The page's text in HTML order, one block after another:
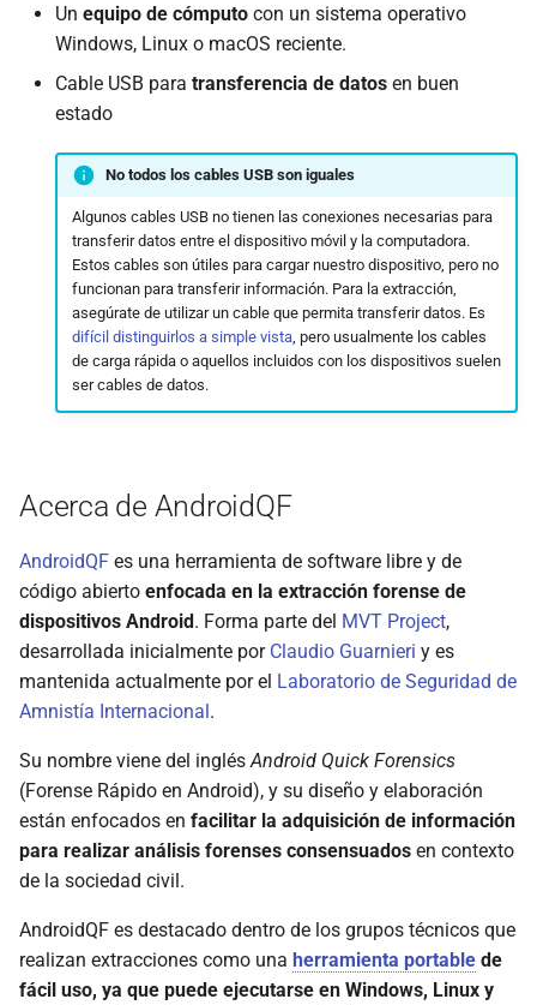
Un equipo de cómputo con un sistema operativo
Windows, Linux o macOS reciente.
Cable USB para transferencia de datos en buen
estado
No todos los cables USB son iguales
Algunos cables USB no tienen las conexiones necesarias para
transferir datos entre el dispositivo móvil y la computadora.
Estos cables son útiles para cargar nuestro dispositivo, pero no
funcionan para transferir información. Para la extracción,
asegúrate de utilizar un cable que permita transferir datos. Es
difícil distinguirlos a simple vista, pero usualmente los cables
de carga rápida o aquellos incluidos con los dispositivos suelen
ser cables de datos.
Acerca de AndroidQF
AndroidQF es una herramienta de software libre y de
código abierto enfocada en la extracción forense de
dispositivos Android . Forma parte del MVT Project,
desarrollada inicialmente por Claudio Guarnieri y es
mantenida actualmente por el Laboratorio de Seguridad de
Amnistía Internacional .
Su nombre viene del inglésAndroid Quick Forensics
(Forense Rápido en Android), y su diseño y elaboración
están enfocados en facilitar la adquisición de información
para realizar análisis forenses consensuados en contexto
de la sociedad civil.
AndroidQF es destacado dentro de los grupos técnicos que
realizan extracciones como una herramienta portable de
fácil uso, ya que puede ejecutarse en Windows, Linux y